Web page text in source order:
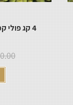
4 קג פולי קפה ירוק 100% ערביקה